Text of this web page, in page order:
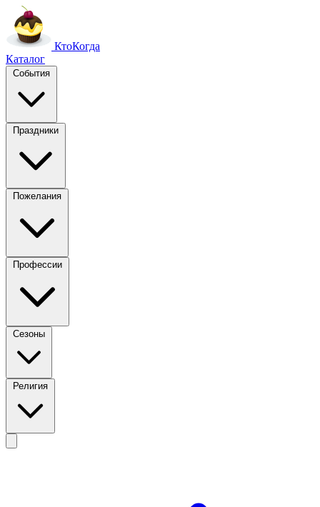
КтоКогда
Каталог
События
Праздники
Пожелания
Профессии
Сезоны
Религия